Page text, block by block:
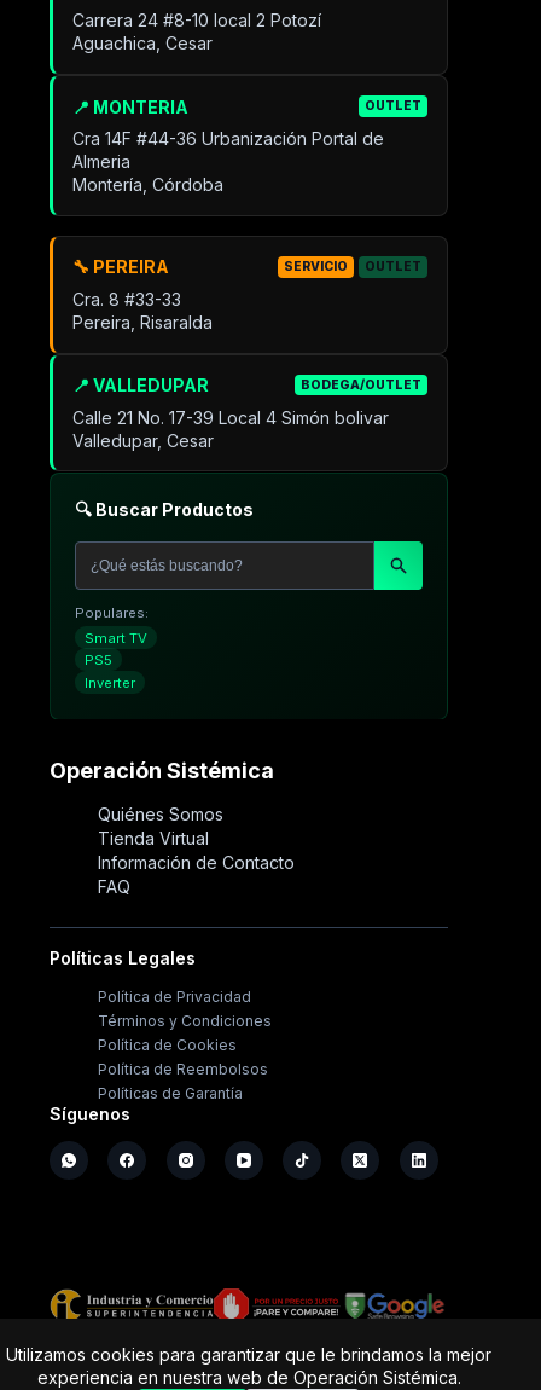
Utilizamos cookies para garantizar que le brindamos la mejor
experiencia en nuestra web de Operación Sistémica.
Carrera 24 #8-10 local 2 Potozí
Aguachica, Cesar
📍 MONTERIA OUTLET
Cra 14F #44-36 Urbanización Portal de
Almeria
Montería, Córdoba
📍 VALLEDUPAR BODEGA/OUTLET
Calle 21 No. 17-39 Local 4 Simón bolivar
Valledupar, Cesar
🔧 PEREIRA SERVICIO OUTLET
Cra. 8 #33-33
Pereira, Risaralda
🔍 Buscar Productos
Populares:
Smart TV
PS5
Inverter
Operación Sistémica
Quiénes Somos
Tienda Virtual
Información de Contacto
FAQ
Políticas Legales
Política de Privacidad
Términos y Condiciones
Política de Cookies
Política de Reembolsos
Políticas de Garantía
Síguenos
Copyright © - Operación Sistémica